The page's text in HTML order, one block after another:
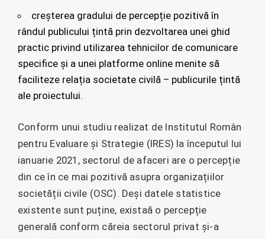
creșterea gradului de percepție pozitivă în
rândul publicului țintă prin dezvoltarea unei ghid
practic privind utilizarea tehnicilor de comunicare
specifice și a unei platforme online menite să
faciliteze relația societate civilă – publicurile țintă
ale proiectului.
Conform unui studiu realizat de Institutul Român
pentru Evaluare și Strategie (IRES) la începutul lui
ianuarie 2021, sectorul de afaceri are o percepție
din ce în ce mai pozitivă asupra organizațiilor
societății civile (OSC). Deși datele statistice
existente sunt puține, existaă o percepție
generală conform căreia sectorul privat și-a